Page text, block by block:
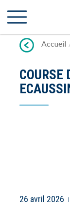
vers
Accueil
COURSE
26 avril 2026